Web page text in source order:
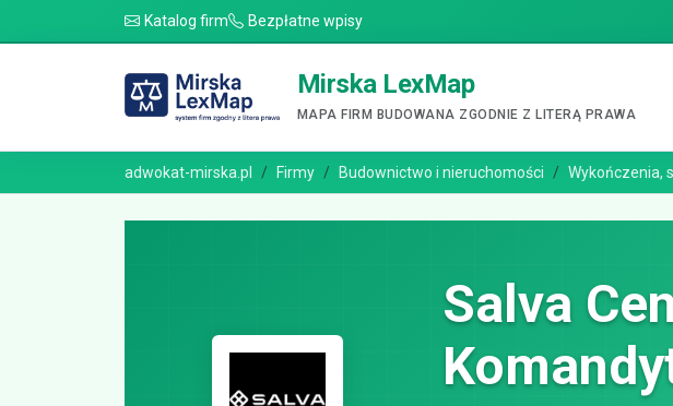
Katalog firm Bezpłatne wpisy
Mirska LexMap
MAPA FIRM BUDOWANA ZGODNIE Z LITERĄ PRAWA
adwokat-mirska.pl Firmy Budownictwo i nieruchomości Wykończenia,
Salva